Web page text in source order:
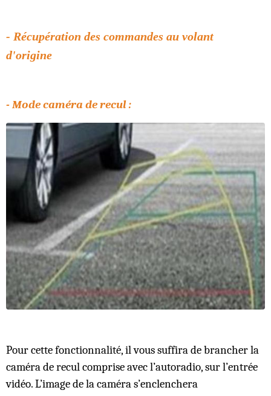
- Récupération des commandes au volant
d'origine
- Mode caméra de recul :
Pour cette fonctionnalité, il vous suffira de brancher la
caméra de recul comprise avec l’autoradio, sur l’entrée
vidéo. L’image de la caméra s’enclenchera